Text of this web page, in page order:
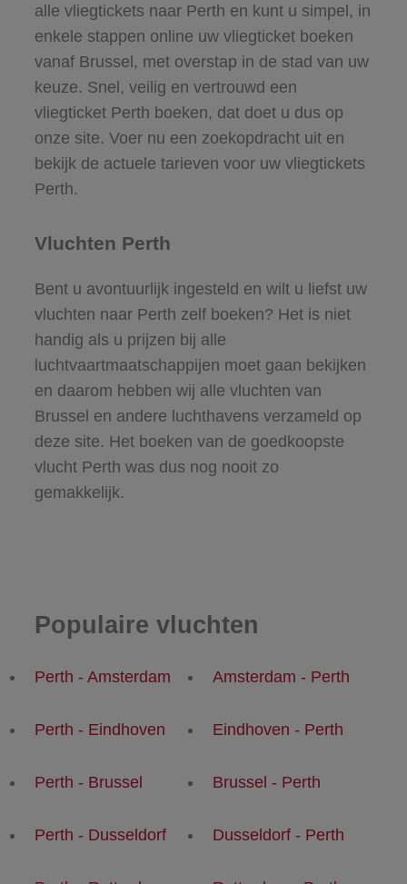
alle vliegtickets naar Perth en kunt u simpel, in
enkele stappen online uw vliegticket boeken
vanaf Brussel, met overstap in de stad van uw
keuze. Snel, veilig en vertrouwd een
vliegticket Perth boeken, dat doet u dus op
onze site. Voer nu een zoekopdracht uit en
bekijk de actuele tarieven voor uw vliegtickets
Perth.
Vluchten Perth
Bent u avontuurlijk ingesteld en wilt u liefst uw
vluchten naar Perth zelf boeken? Het is niet
handig als u prijzen bij alle
luchtvaartmaatschappijen moet gaan bekijken
en daarom hebben wij alle vluchten van
Brussel en andere luchthavens verzameld op
deze site. Het boeken van de goedkoopste
vlucht Perth was dus nog nooit zo
gemakkelijk.
Populaire vluchten
Perth - Amsterdam Amsterdam - Perth
Perth - Eindhoven Eindhoven - Perth
Perth - Brussel Brussel - Perth
Perth - Dusseldorf Dusseldorf - Perth